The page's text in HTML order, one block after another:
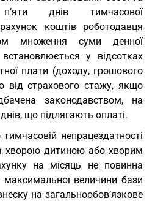
днів тимчасової
коштів роботодавця
множення суми денної
у відсотках
плати (доходу, грошового
від страхового стажу, якщо
законодавством, на
що підлягають оплаті.
непрацездатності
хворою дитиною або хворим
на місяць не повинна
максимальної величини бази
на загальнообов’язкове